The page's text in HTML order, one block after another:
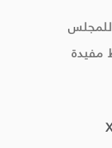
للمجلس
مفيدة